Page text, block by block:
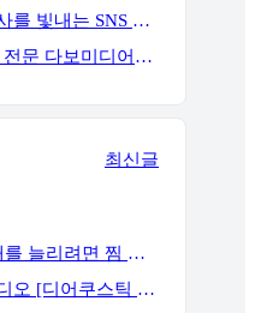
이벤트,축제,기업행사를 빛내는 SNS 숏폼 360 포토(영상)부스입니다. 전문 운영팀이 진행,설치,철거까지 완벽하게 책임집니다. 문의만 주시면 이벤트에 맞게 운영을 제안해드리며,전국 어디서나 렌탈 가능합니다. 인스타그램) https://www.instagram.com/360photo.kr/ 블로그) https://blog.naver.com/360photobooth/ TEL) 032-322-3367 Email) contact@360photo.kr 카톡문의) http://pf.kakao.com/_rxdBin/chat
LED 렌탈, 무대제작 전문 다보미디어입니다! 연락주세요!
최신글
✨에이블리 판매를 늘리려면 찜 이후 구매 흐름까지 봐야 합니다✨
감성 올인원 오디오 [디어쿠스틱 알토] 최대 23% 할인